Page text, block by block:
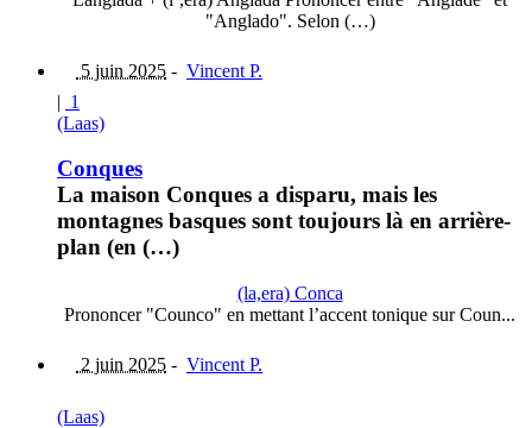
"Anglado". Selon (…)
5 juin 2025 - Vincent P.
| 1
(Laas)
Conques
La maison Conques a disparu, mais les
montagnes basques sont toujours là en arrière-
plan (en (…)
(la,era) Conca
Prononcer "Counco" en mettant l’accent tonique sur Coun...
2 juin 2025 - Vincent P.
(Laas)